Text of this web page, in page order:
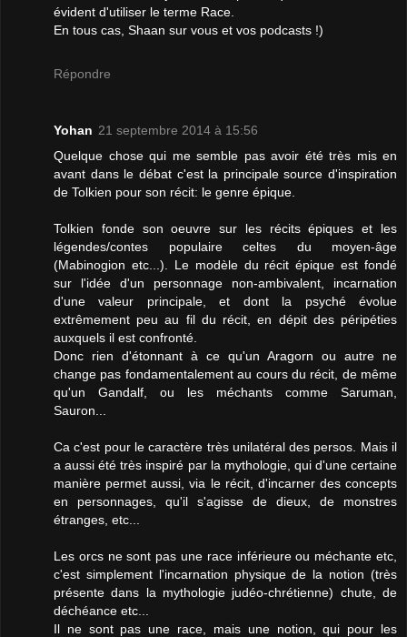
évident d'utiliser le terme Race.
En tous cas, Shaan sur vous et vos podcasts !)
Répondre
Yohan 21 septembre 2014 à 15:56
Quelque chose qui me semble pas avoir été très mis en
avant dans le débat c'est la principale source d'inspiration
de Tolkien pour son récit: le genre épique.
Tolkien fonde son oeuvre sur les récits épiques et les
légendes/contes populaire celtes du moyen-âge
(Mabinogion etc...). Le modèle du récit épique est fondé
sur l'idée d'un personnage non-ambivalent, incarnation
d'une valeur principale, et dont la psyché évolue
extrêmement peu au fil du récit, en dépit des péripéties
auxquels il est confronté.
Donc rien d'étonnant à ce qu'un Aragorn ou autre ne
change pas fondamentalement au cours du récit, de même
qu'un Gandalf, ou les méchants comme Saruman,
Sauron...
Ca c'est pour le caractère très unilatéral des persos. Mais il
a aussi été très inspiré par la mythologie, qui d'une certaine
manière permet aussi, via le récit, d'incarner des concepts
en personnages, qu'il s'agisse de dieux, de monstres
étranges, etc...
Les orcs ne sont pas une race inférieure ou méchante etc,
c'est simplement l'incarnation physique de la notion (très
présente dans la mythologie judéo-chrétienne) chute, de
déchéance etc...
Il ne sont pas une race, mais une notion, qui pour les